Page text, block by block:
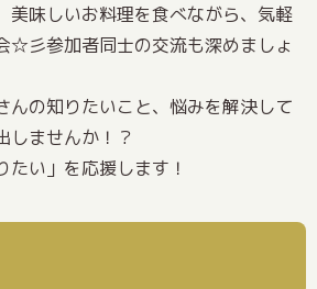
美味しいお料理を食べながら、気軽
☆彡参加者同士の交流も深めましょ
んの知りたいこと、悩みを解決して
しませんか！？
い」を応援します！